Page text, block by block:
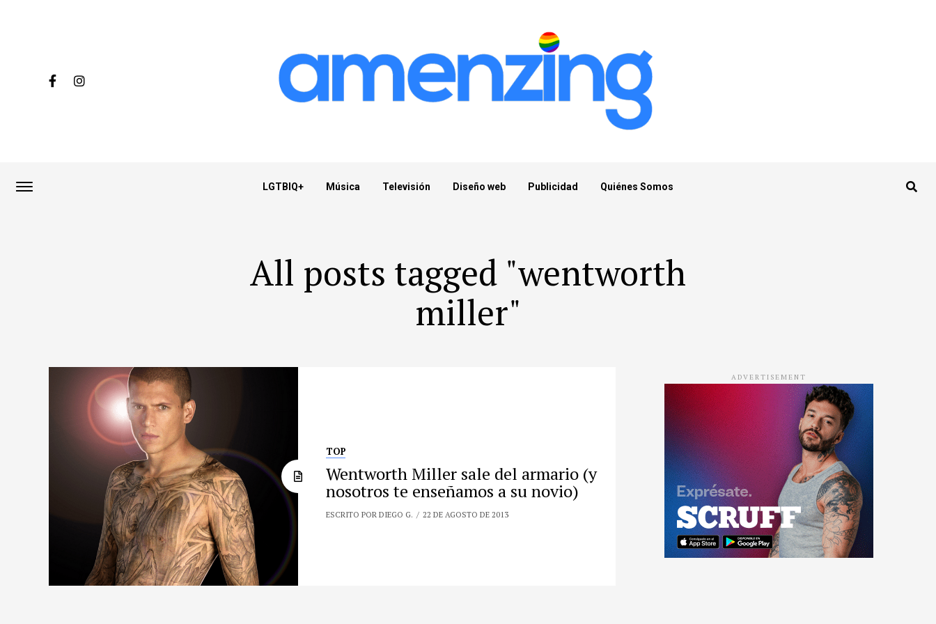
LGTBIQ+ Música Televisión Diseño web Publicidad Quiénes Somos
All posts tagged "wentworth
miller"
TOP
Wentworth Miller sale del armario (y
nosotros te enseñamos a su novio)
ESCRITO POR DIEGO G. 22 DE AGOSTO DE 2013
ADVERTISEMENT